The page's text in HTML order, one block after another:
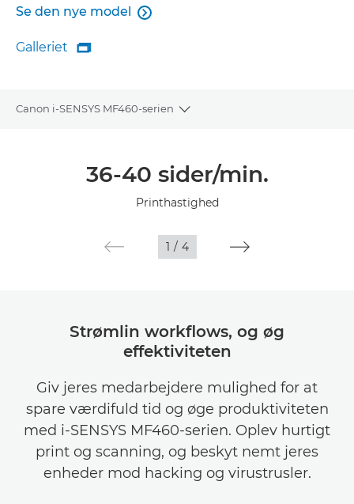
Se den nye model
Se den nye model

Galleriet
Galleriet

Canon i-SENSYS MF460-serien
Toggle breadcrumbs
36-40 sider/min.
Printhastighed
1 / 4
Strømlin workflows, og øg
effektiviteten
Giv jeres medarbejdere mulighed for at
spare værdifuld tid og øge produktiviteten
med i-SENSYS MF460-serien. Oplev hurtigt
print og scanning, og beskyt nemt jeres
enheder mod hacking og virustrusler.